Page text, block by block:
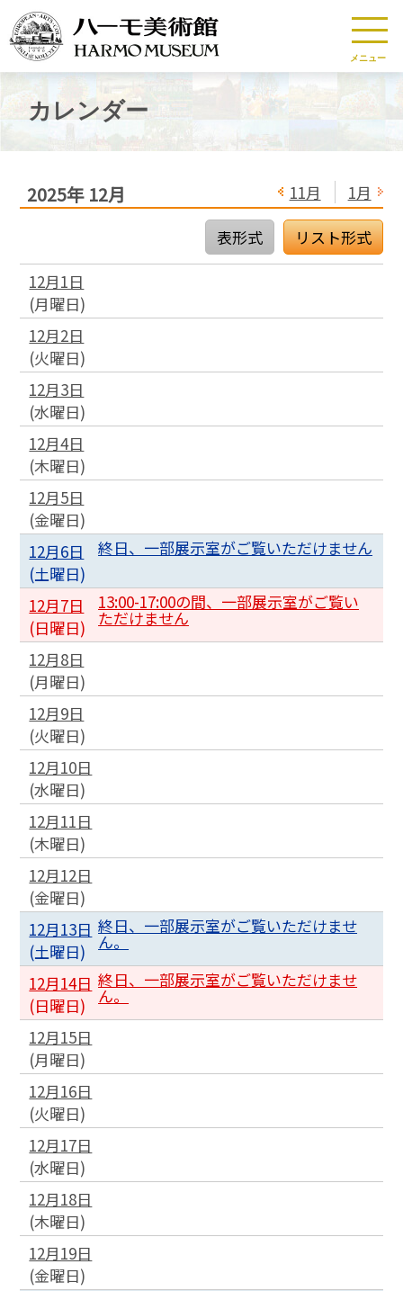
メニュー
カレンダー
2025年 12月
リスト形式
表形式
11月 1月
12月1日
(月曜日)
12月2日
(火曜日)
12月3日
(水曜日)
12月4日
(木曜日)
12月5日
(金曜日)
12月6日
(土曜日)
終日、一部展示室がご覧いただけません
12月7日
(日曜日)
13:00-17:00の間、一部展示室がご覧い
ただけません
12月8日
(月曜日)
12月9日
(火曜日)
12月10日
(水曜日)
12月11日
(木曜日)
12月12日
(金曜日)
12月13日
(土曜日)
終日、一部展示室がご覧いただけませ
ん。
12月14日
(日曜日)
終日、一部展示室がご覧いただけませ
ん。
12月15日
(月曜日)
12月16日
(火曜日)
12月17日
(水曜日)
12月18日
(木曜日)
12月19日
(金曜日)